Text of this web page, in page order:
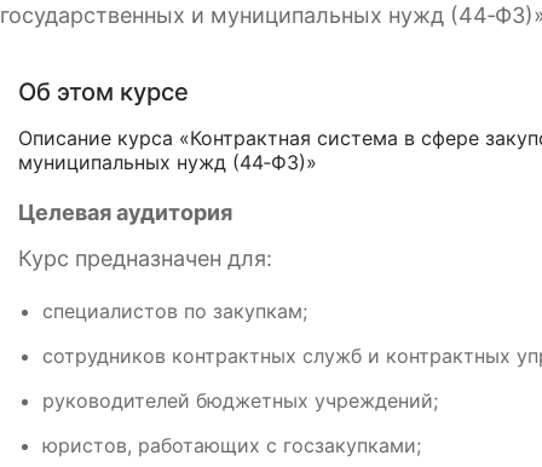
государственных и муниципальных нужд
Об этом курсе
Описание курса «Контрактная система в сфере
муниципальных нужд (44‑ФЗ)»
Целевая аудитория
Курс предназначен для:
специалистов по закупкам;
сотрудников контрактных служб и контрактных
руководителей бюджетных учреждений;
юристов, работающих с госзакупками;